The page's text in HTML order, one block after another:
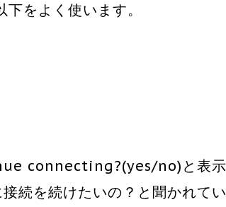
をよく使います。
connecting?(yes/no)と表示
続を続けたいの？と聞かれて